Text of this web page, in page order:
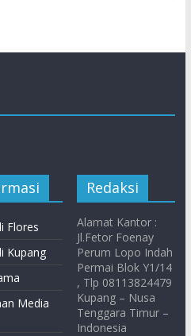
Flores
Kupang
Media
Redaksi
Alamat Kantor :
Jl.Fetor Foenay
Perum Lopo Indah
Permai Blok Y1/14
, Tlp 08113824479
Kupang – Nusa
Tenggara Timur –
Indonesia